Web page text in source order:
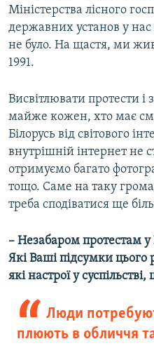
Міністерства лісного
державних установ у нас
не було. На щастя, ми
1991.
Висвітлювати протести
майже кожен, хто має
Білорусь від світового
внутрішній інтернет не
отримуємо багато
тощо. Саме на таку
треба сподіватися ще
– Незабаром протестам у
Які Ваші підсумки
які настрої у суспільстві,
Люди
плюють в обличчя